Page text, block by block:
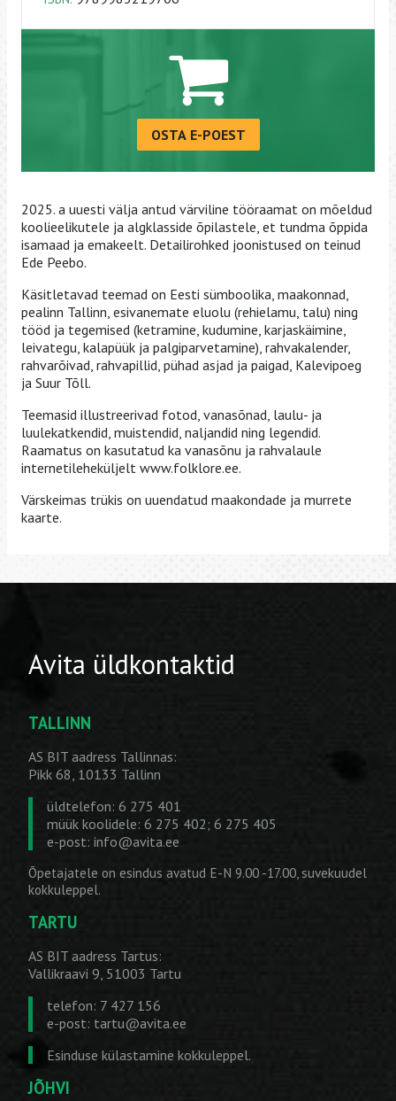
OSTA E-POEST
2025. a uuesti välja antud värviline tööraamat on mõeldud
koolieelikutele ja algklasside õpilastele, et tundma õppida
isamaad ja emakeelt. Detailirohked joonistused on teinud
Ede Peebo.
Käsitletavad teemad on Eesti sümboolika, maakonnad,
pealinn Tallinn, esivanemate eluolu (rehielamu, talu) ning
tööd ja tegemised (ketramine, kudumine, karjaskäimine,
leivategu, kalapüük ja palgiparvetamine), rahvakalender,
rahvarõivad, rahvapillid, pühad asjad ja paigad, Kalevipoeg
ja Suur Tõll.
Teemasid illustreerivad fotod, vanasõnad, laulu- ja
luulekatkendid, muistendid, naljandid ning legendid.
Raamatus on kasutatud ka vanasõnu ja rahvalaule
internetileheküljelt www.folklore.ee.
Värskeimas trükis on uuendatud maakondade ja murrete
kaarte.
Avita üldkontaktid
TALLINN
AS BIT aadress Tallinnas:
Pikk 68, 10133 Tallinn
üldtelefon: 6 275 401
müük koolidele: 6 275 402; 6 275 405
e-post: info@avita.ee
Õpetajatele on esindus avatud E-N 9.00 -17.00, suvekuudel
kokkuleppel.
TARTU
AS BIT aadress Tartus:
Vallikraavi 9, 51003 Tartu
telefon: 7 427 156
e-post: tartu@avita.ee
Esinduse külastamine kokkuleppel.
JÕHVI